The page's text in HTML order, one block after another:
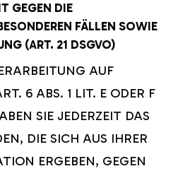
GEGEN DIE
FÄLLEN SOWIE
(ART. 21 DSGVO)
AUF
6 ABS. 1 LIT. E ODER F
SIE JEDERZEIT DAS
DIE SICH AUS IHRER
ERGEBEN, GEGEN